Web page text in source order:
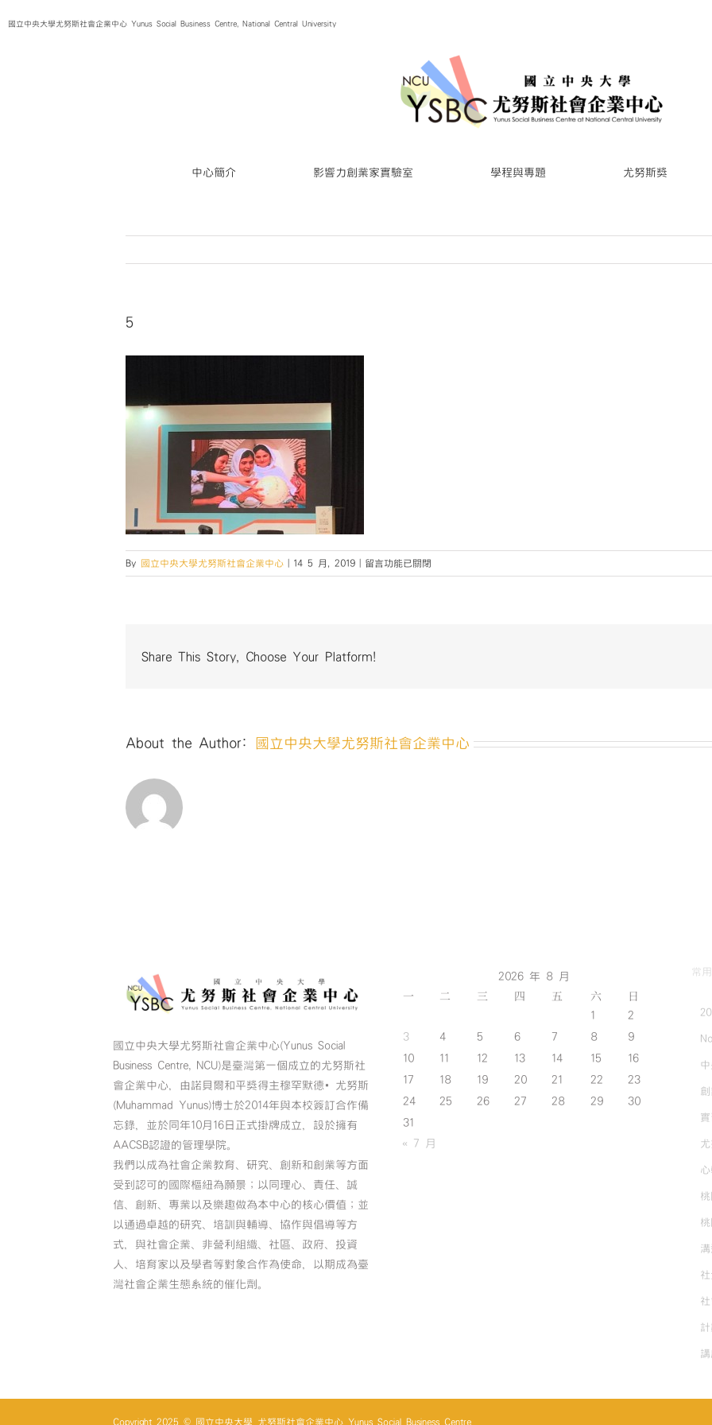
to國立中央大學尤努斯社會企業中心 Yunus Social Business Centre, National Central University
中心簡介 影響力創業家實驗室 學程與專題 尤努斯獎
5
By 國立中央大學尤努斯社會企業中心 14 5 月, 2019
在
〈5〉
留言功能已關閉
Share This Story, Choose Your Platform!
About the Author: 國立中央大學尤努斯社會企業中心
國立中央大學尤努斯社會企業中心(Yunus Social
Business Centre, NCU)是臺灣第一個成立的尤努斯社
會企業中心，由諾貝爾和平獎得主穆罕默德•尤努斯
(Muhammad Yunus)博士於2014年與本校簽訂合作備
忘錄，並於同年10月16日正式掛牌成立，設於擁有
AACSB認證的管理學院。
我們以成為社會企業教育、研究、創新和創業等方面
受到認可的國際樞紐為願景；以同理心、責任、誠
信、創新、專業以及樂趣做為本中心的核心價值；並
以通過卓越的研究、培訓與輔導、協作與倡導等方
式，與社會企業、非營利組織、社區、政府、投資
人、培育家以及學者等對象合作為使命，以期成為臺
灣社會企業生態系統的催化劑。
2026 年 8 月
一 二 三 四 五 六 日
1
2
3
4 5 6 7 8
9
10
11 12 13 14 15
16
17
18 19 20 21 22
23
24
25 26 27 28 29
30
31
« 7 月
常
實
溝
講
Copyright 2025 © 國立中央大學 尤努斯社會企業中心 Yunus Social Business Centre